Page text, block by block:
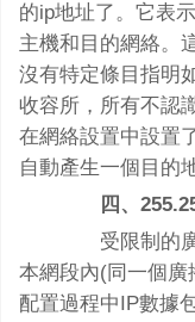
的ip地址了。它表
主機和目的網絡。
沒有特定條目指明
收容所，所有不認
在網絡設置中設置
自動產生一個目的
四、
受限制的廣
本網段內(同一個
配置過程中IP數據